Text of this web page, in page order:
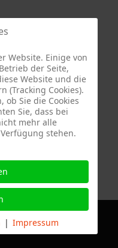
Website. Einige von
der Seite,
Website und die
(Tracking Cookies).
ob Sie die Cookies
Sie, dass bei
mehr alle
stehen.
| Impressum